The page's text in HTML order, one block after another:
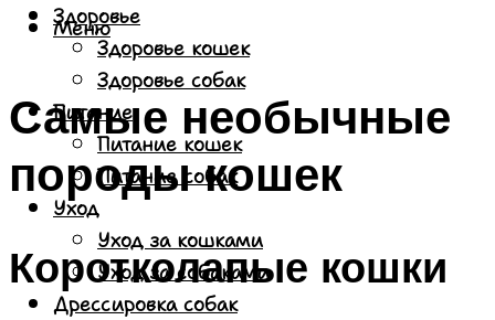
Здоровье
Здоровье кошек
Здоровье собак
Питание
Питание кошек
Питание собак
Уход
Уход за кошками
Уход за собаками
Дрессировка собак
Меню
Самые необычные
породы кошек
Коротколапые кошки